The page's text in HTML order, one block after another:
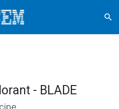
search
- BLADE